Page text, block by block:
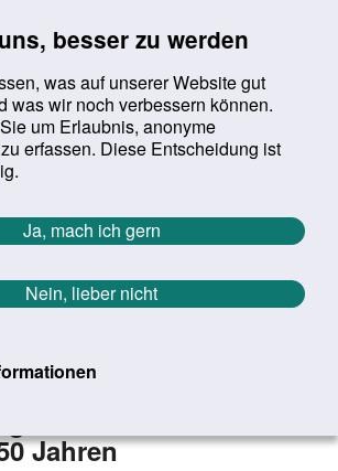
besser zu werden
was auf unserer Website gut
was wir noch verbessern können.
um Erlaubnis, anonyme
erfassen. Diese Entscheidung ist
Ja, mach ich gern
Nein, lieber nicht
Aktuelle Meldungen
erster
vorheriger
226/1627
wird einfacher:
Jahren